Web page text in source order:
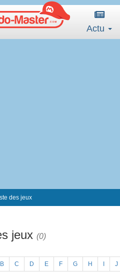
Actu
des jeux
jeux (0)
B C D E F G H J